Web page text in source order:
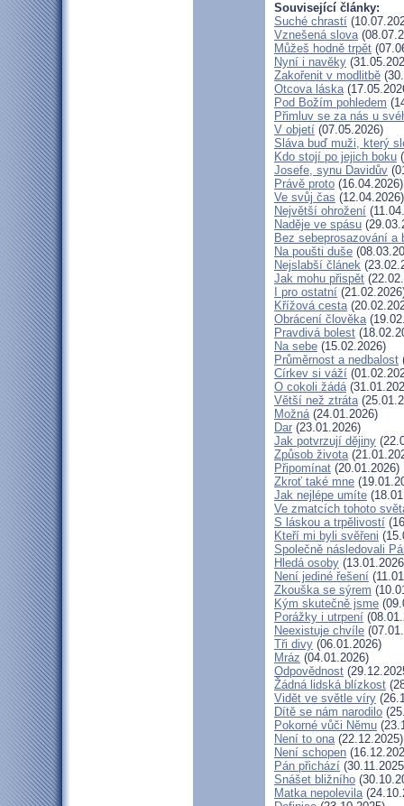
Související články:
Suché chrastí
Vznešená slova
Můžeš hodně trpět
Nyní i navěky
Zakořenit v modlitbě
Otcova láska
Pod Božím pohledem
Přimluv se za nás u
V objetí (07.05.2026)
Sláva buď muži, který
Kdo stojí po jejich boku
Josefe, synu Davidův
Právě proto (16.04.2026)
Ve svůj čas (12.04.2026)
Největší ohrožení
Naděje ve spásu
Bez sebeprosazování a
Na poušti duše
Nejslabší článek
Jak mohu přispět
I pro ostatní
Křížová cesta
Obrácení člověka
Pravdivá bolest
Na sebe (15.02.2026)
Průměrnost a nedbalost
Církev si váží
O cokoli žádá
Větší než ztráta
Možná(24.01.2026)
Dar (23.01.2026)
Jak potvrzují dějiny
Způsob života
Připomínat (20.01.2026)
Zkroť také mne
Jak nejlépe umíte
Ve zmatcích tohoto
S láskou a trpělivostí
Kteří mi byli svěřeni
Společně následovali
Hledá osoby
Není jediné řešení
Zkouška se sýrem
Kým skutečně jsme
Porážky i utrpení
Neexistuje chvíle
Tři divy (06.01.2026)
Mráz (04.01.2026)
Odpovědnost
Žádná lidská blízkost
Vidět ve světle víry
Dítě se nám narodilo
Pokorné vůči Němu
Není to ona(22.12.2025)
Není schopen
Pán přichází
Snášet bližního
Matka nepolevila